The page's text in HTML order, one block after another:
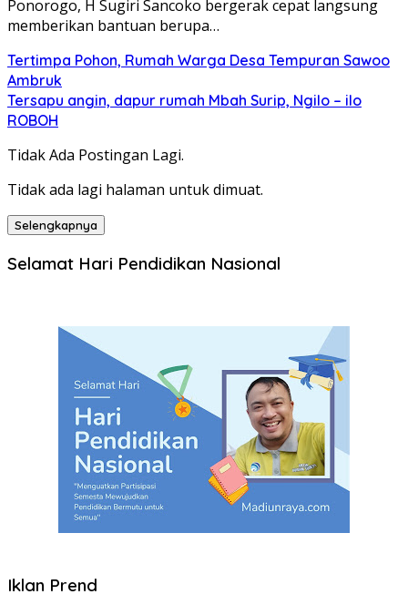
Ponorogo, H Sugiri Sancoko bergerak cepat langsung
memberikan bantuan berupa…
Tertimpa Pohon, Rumah Warga Desa Tempuran Sawoo
Ambruk
Tersapu angin, dapur rumah Mbah Surip, Ngilo – ilo
ROBOH
Tidak Ada Postingan Lagi.
Tidak ada lagi halaman untuk dimuat.
Selengkapnya
Selamat Hari Pendidikan Nasional
Iklan Prend